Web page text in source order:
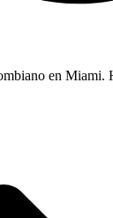
en Miami.